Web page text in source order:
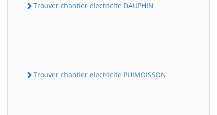
Trouver chantier electricite DAUPHIN
Trouver chantier electricite PUIMOISSON